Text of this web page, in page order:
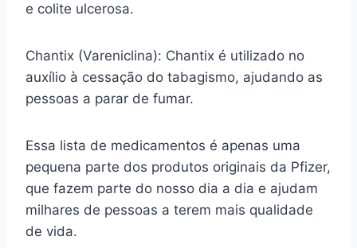
e colite ulcerosa.
Chantix (Vareniclina): Chantix é utilizado no
auxílio à cessação do tabagismo, ajudando as
pessoas a parar de fumar.
Essa lista de medicamentos é apenas uma
pequena parte dos produtos originais da Pfizer,
que fazem parte do nosso dia a dia e ajudam
milhares de pessoas a terem mais qualidade
de vida.